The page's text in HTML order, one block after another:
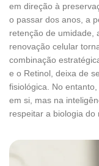
em direção à
o passar dos anos, a
retenção de umidade,
renovação celular
combinação
e o Retinol, deixa de
fisiológica. No
em si, mas na
respeitar a biologia do